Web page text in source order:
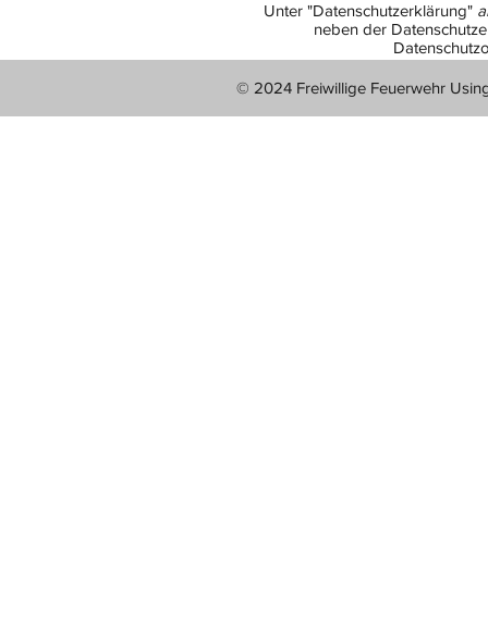
Unter "Datenschutzerklärung"
neben der
© 2024 Freiwillige Feuerwehr